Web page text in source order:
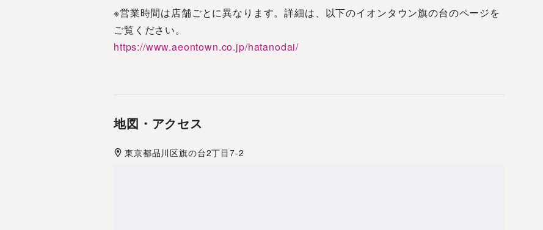
※営業時間は店舗ごとに異なります。詳細は、以下のイオンタウン旗の台のページを
ご覧ください。
https://www.aeontown.co.jp/hatanodai/
地図・アクセス
東京都品川区旗の台2丁目7-2